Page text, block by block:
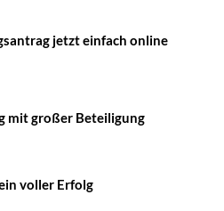
jetzt einfach online
mit großer Beteiligung
voller Erfolg